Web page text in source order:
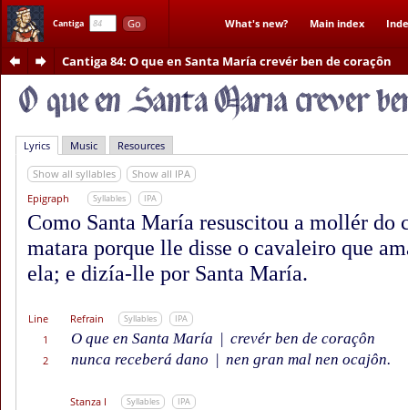
Cantiga Go What's new? Main index
Cantiga 84: O que en Santa María crevér ben de coraçôn
Lyrics Music Resources
Show all syllables
Show all IPA
Epigraph
Syllables IPA
Como Santa María resuscitou a mollér do
matara porque lle disse o cavaleiro que
ela; e dizía-lle por Santa María.
Line Refrain Syllables IPA
1 O que en Santa María | crevér ben de coraçôn
2 nunca receberá dano | nen gran mal nen ocajôn.
Stanza I Syllables IPA